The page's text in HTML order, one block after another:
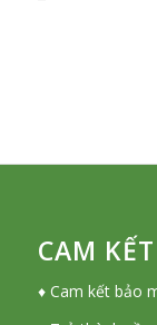
CAM
♦ Cam kết bảo